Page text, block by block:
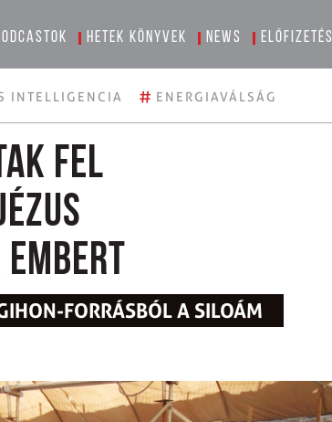
Hetek könyvek News Előfizetés
INTELLIGENCIA # ENERGIAVÁLSÁG
fel
FORRÁSBÓL A SILOÁM